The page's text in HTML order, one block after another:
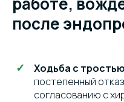
после
Ходьба с тростью
постепенный
согласованию с